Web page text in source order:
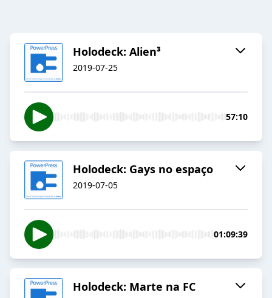
Holodeck: Alien³
2019-07-25
57:10
Holodeck: Gays no espaço
2019-07-05
01:09:39
Holodeck: Marte na FC